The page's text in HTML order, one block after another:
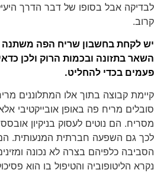
לבדיקה אבל בסופו של דבר הדרך
קרוב.
יש לקחת בחשבון שריח הפה משתנה
השאר בתזונה ובכמות הרוק ולכן
פעמים בכדי להחליט.
קיימת קבוצה בתוך אלו המתלוננים
סובלים מריח פה באופן אובייקטיבי
מסריח. הם נוטים לעסוק בניקיון
לכך גם השפעה חברתית המנעותית.
הסביבה כלפיהם בצרה לא נכונה
נקרא הליטופוביה והטיפול בו הוא